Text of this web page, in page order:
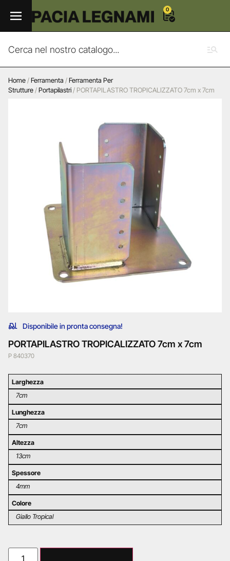
0
Home/Ferramenta /Ferramenta Per
Strutture/Portapilastri/ PORTAPILASTRO TROPICALIZZATO 7cm x 7cm
Disponibile in pronta consegna!
PORTAPILASTRO TROPICALIZZATO 7cm x 7cm
P 840370
Larghezza
7cm
Lunghezza
7cm
Altezza
13cm
Spessore
4mm
Colore
Giallo Tropical